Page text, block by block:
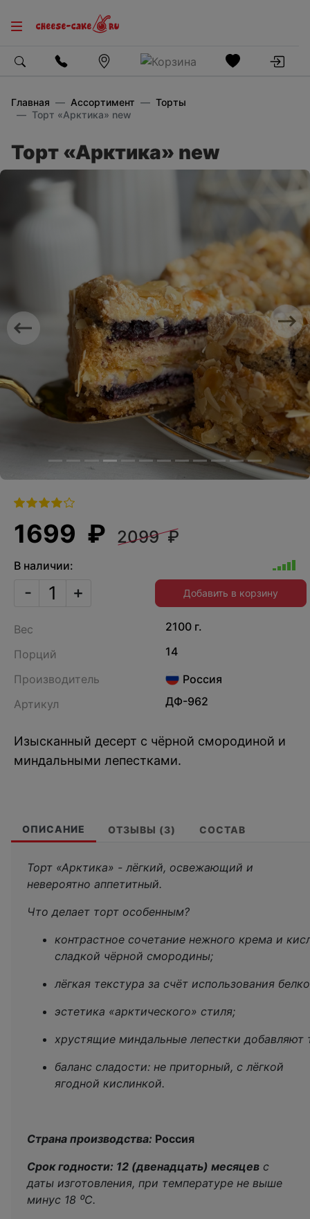
Главная Ассортимент
Торты
Торт «Арктика» new
Торт «Арктика» new
Previous Next
1699 ₽ 2099 ₽
В наличии:
- + Добавить в корзину
Вес
2100 г.
Порций
14
Производитель
Россия
Артикул
ДФ-962
Изысканный десерт с чёрной смородиной и
миндальными лепестками.
ОПИСАНИЕ ОТЗЫВЫ (3) СОСТАВ
Торт «Арктика» - лёгкий, освежающий и
невероятно аппетитный.
Что делает торт особенным?
контрастное сочетание нежного крема и
сладкой чёрной смородины;
лёгкая текстура за счёт использования
эстетика «арктического» стиля;
хрустящие миндальные лепестки добавляют
баланс сладости: не приторный, с лёгкой
ягодной кислинкой.
Страна производства: Россия
Срок годности: 12 (двенадцать) месяцев с
даты изготовления, при температуре не выше
минус 18 ⁰С.